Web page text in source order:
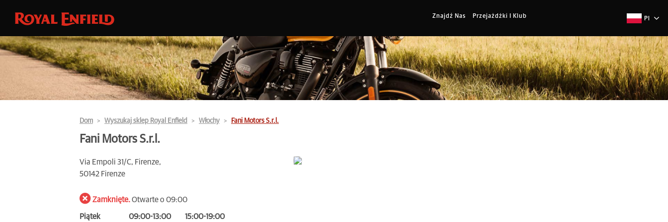
Znajdź Nas Przejażdżki I Klub Pl
Dom Wyszukaj sklep Royal Enfield Włochy Fani Motors S.r.l.
Fani Motors S.r.l.
Via Empoli 31/C, Firenze,
50142 Firenze
Zamknięte.Otwarte o 09:00
Piątek 09:00-13:00
15:00-19:00